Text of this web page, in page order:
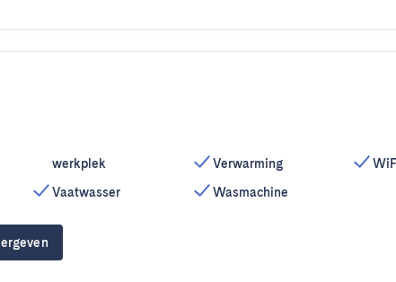
werkplek
Vaatwasser
Verwarming
Wasmachine